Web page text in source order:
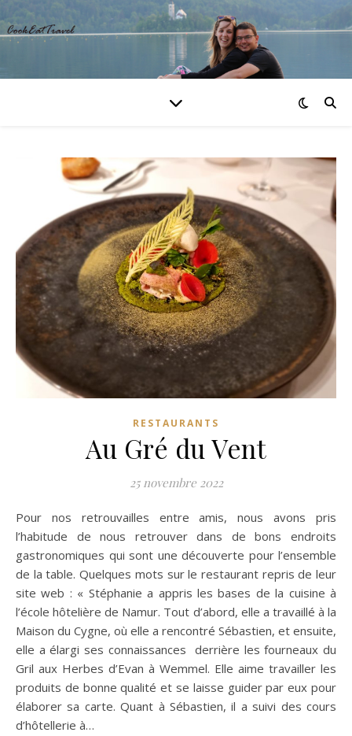
RESTAURANTS
Au Gré du Vent
25 novembre 2022
Pour nos retrouvailles entre amis, nous avons pris
l’habitude de nous retrouver dans de bons endroits
gastronomiques qui sont une découverte pour l’ensemble
de la table. Quelques mots sur le restaurant repris de leur
site web : « Stéphanie a appris les bases de la cuisine à
l’école hôtelière de Namur. Tout d’abord, elle a travaillé à la
Maison du Cygne, où elle a rencontré Sébastien, et ensuite,
elle a élargi ses connaissances derrière les fourneaux du
Gril aux Herbes d’Evan à Wemmel. Elle aime travailler les
produits de bonne qualité et se laisse guider par eux pour
élaborer sa carte. Quant à Sébastien, il a suivi des cours
d’hôtellerie à…